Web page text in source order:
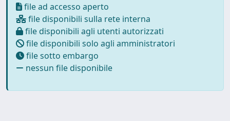
file ad accesso aperto
file disponibili sulla rete interna
file disponibili agli utenti autorizzati
file disponibili solo agli amministratori
file sotto embargo
nessun file disponibile